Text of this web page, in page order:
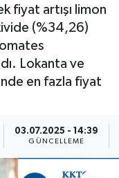
fiyat artışı limon
(%34,26)
Lokanta ve
en fazla fiyat
03.07.2025 - 14:39
GÜNCELLEME